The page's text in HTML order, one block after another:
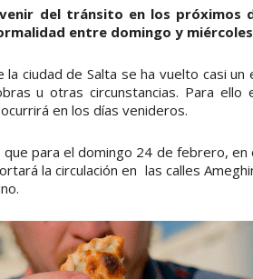
del tránsito en los próximos
entre domingo y
la ciudad de Salta se ha vuelto casi
u otras circunstancias. Para
en los días venideros.
que para el domingo 24 de febrero,
la circulación en las calles